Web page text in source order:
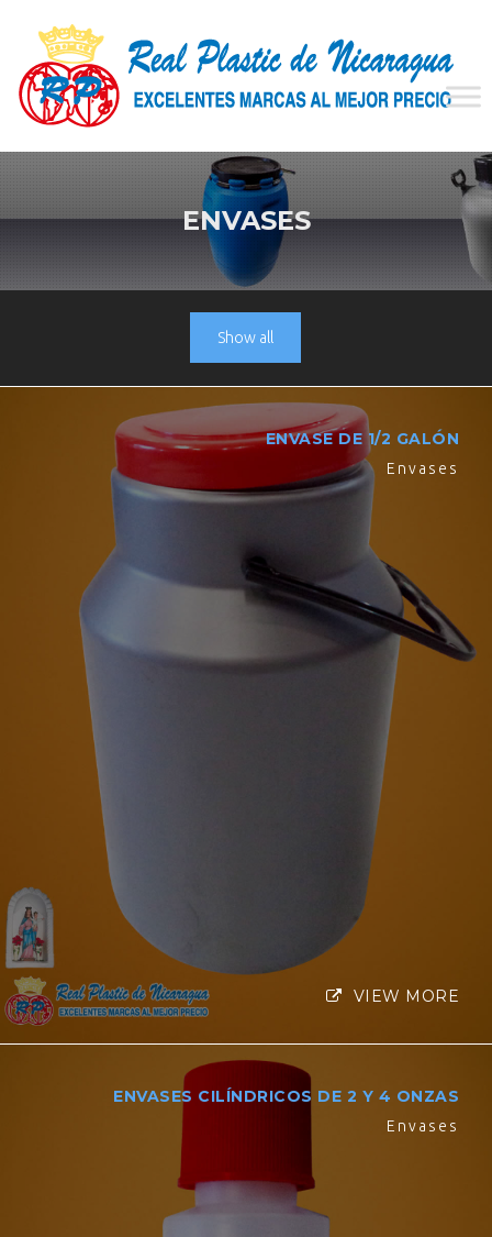
ENVASES
Show all
ENVASE DE 1/2 GALÓN
Envases
VIEW MORE
ENVASES CILÍNDRICOS DE 2 Y 4 ONZAS
Envases